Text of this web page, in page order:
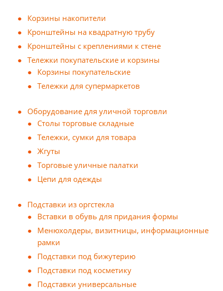
Корзины накопители
Кронштейны на квадратную трубу
Кронштейны с креплениями к стене
Тележки покупательские и корзины
Корзины покупательские
Тележки для супермаркетов
Оборудование для уличной торговли
Столы торговые складные
Тележки, сумки для товара
Жгуты
Торговые уличные палатки
Цепи для одежды
Подставки из оргстекла
Вставки в обувь для придания формы
Менюхолдеры, визитницы, информационные
рамки
Подставки под бижутерию
Подставки под косметику
Подставки универсальные